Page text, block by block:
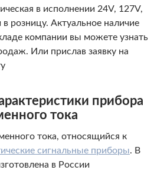
в исполнении 24V, 127V,
розницу. Актуальное наличие
компании вы можете узнать
Или прислав заявку на
прибора
тока
тока, относящийся к
сигнальные приборы. В
в России